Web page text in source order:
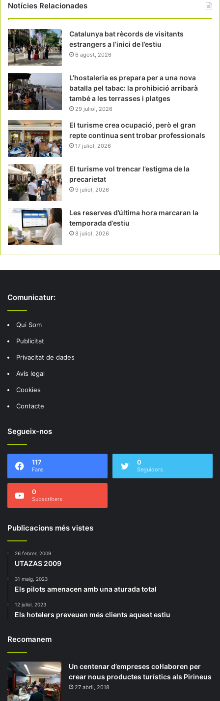
Notícies Relacionades
Catalunya bat rècords de visitants
estrangers a l’inici de l’estiu
6 agost, 2026
L’hostaleria es prepara per a una nova
batalla pel tabac: la prohibició arribarà
també a les terrasses i platges
29 juliol, 2026
El turisme crea ocupació, però el gran
repte continua sent trobar professionals
17 juliol, 2026
El turisme vol trencar l’estigma de la
precarietat
9 juliol, 2026
Les reserves d’última hora marcaran la
temporada d’estiu
8 juliol, 2026
Comunicatur:
Qui Som
Publicitat
Privacitat de dades
Avís legal
Cookies
Contacte
Segueix-nos
117
Fans
0
Seguidors
0
Subscribers
Publicacions més vistes
26 febrer, 2009
UTAZAS 2009
31 maig, 2023
Els pilots amenacen amb una aturada total
12 juliol, 2023
Els hotelers preveuen més clients aquest estiu
Recomanem
Un centenar d’empreses col·laboren per
crear nous productes turístics als Pirineus
27 abril, 2018